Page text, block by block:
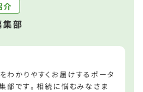
介
部
わかりやすくお届けするポータ
部です。相続に悩むみなさま